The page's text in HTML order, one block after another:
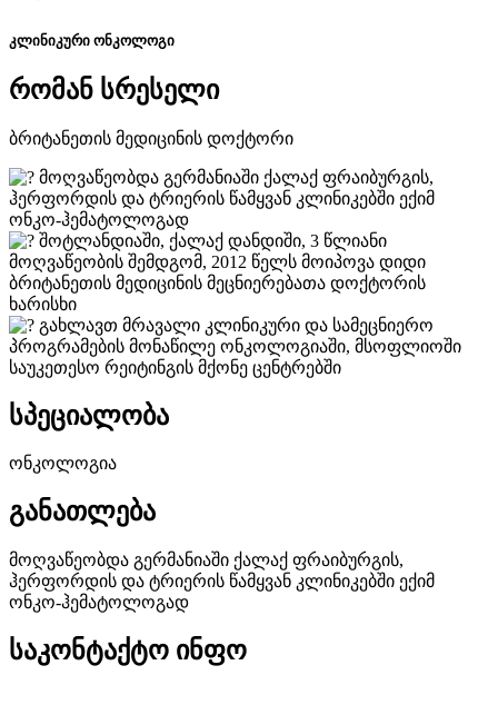
კლინიკური ონკოლოგი
რომან სრესელი
ბრიტანეთის მედიცინის დოქტორი
მოღვაწეობდა გერმანიაში ქალაქ ფრაიბურგის,
ჰერფორდის და ტრიერის წამყვან კლინიკებში ექიმ
ონკო-ჰემატოლოგად
შოტლანდიაში, ქალაქ დანდიში, 3 წლიანი
მოღვაწეობის შემდგომ, 2012 წელს მოიპოვა დიდი
ბრიტანეთის მედიცინის მეცნიერებათა დოქტორის
ხარისხი
გახლავთ მრავალი კლინიკური და სამეცნიერო
პროგრამების მონაწილე ონკოლოგიაში, მსოფლიოში
საუკეთესო რეიტინგის მქონე ცენტრებში
სპეციალობა
ონკოლოგია
განათლება
მოღვაწეობდა გერმანიაში ქალაქ ფრაიბურგის,
ჰერფორდის და ტრიერის წამყვან კლინიკებში ექიმ
ონკო-ჰემატოლოგად
საკონტაქტო ინფო